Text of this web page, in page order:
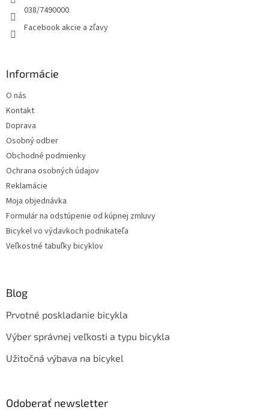
038/7490000
Facebook akcie a zľavy
Informácie
O nás
Kontakt
Doprava
Osobný odber
Obchodné podmienky
Ochrana osobných údajov
Reklamácie
Moja objednávka
Formulár na odstúpenie od kúpnej zmluvy
Bicykel vo výdavkoch podnikateľa
Veľkostné tabuľky bicyklov
Blog
Prvotné poskladanie bicykla
Výber správnej veľkosti a typu bicykla
Užitočná výbava na bicykel
Odoberať newsletter